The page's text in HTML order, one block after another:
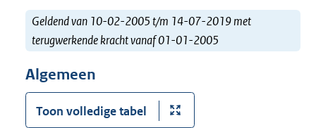
Geldend van 10-02-2005 t/m 14-07-2019 met
terugwerkende kracht vanaf 01-01-2005
Algemeen
Toon volledige tabel